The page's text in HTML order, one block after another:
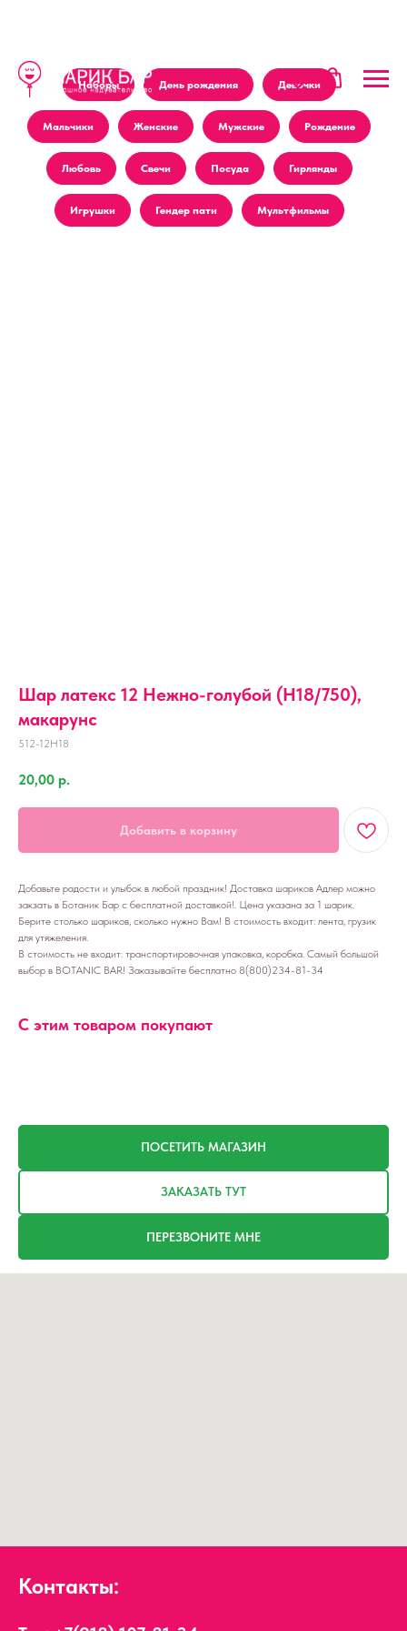
Наборы День рождения Девочки
Мальчики Женские Мужские Рождение
Любовь Свечи Посуда Гирлянды
Игрушки Гендер пати Мультфильмы
Шар латекс 12 Нежно-голубой (H18/750),
макарунс
512-12H18
20,00 р.
Добавить в корзину
Добавьте радости и улыбок в любой праздник! Доставка шариков Адлер можно
закзать в Ботаник Бар с бесплатной доставкой!. Цена указана за 1 шарик.
Берите столько шариков, сколько нужно Вам! В стоимость входит: лента, грузик
для утяжеления.
В стоимость не входит: транспортировочная упаковка, коробка. Самый большой
выбор в BOTANIC BAR! Заказывайте бесплатно 8(800)234-81-34
С этим товаром покупают
ПОСЕТИТЬ МАГАЗИН
ЗАКАЗАТЬ ТУТ
ПЕРЕЗВОНИТЕ МНЕ
Контакты: